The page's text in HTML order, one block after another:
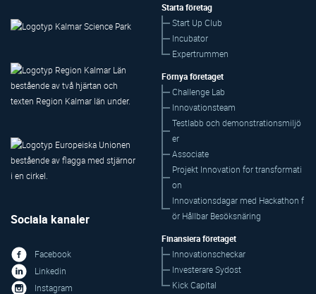
Sociala kanaler
Facebook
Linkedin
Instagram
Starta företag
Start Up Club
Incubator
Expertrummen
Förnya företaget
Challenge Lab
Innovationsteam
Testlabb och demonstrationsmiljö
er
Associate
Projekt Innovation for transformati
on
Innovationsdagar med Hackathon f
ör Hållbar Besöksnäring
Finansiera företaget
Innovationscheckar
Investerare Sydost
Kick Capital